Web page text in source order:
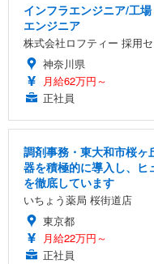
インフラエンジニア/工
エンジニア
株式会社ロフティー 採用
神奈川県
月給62万円～
正社員
調剤事務・東大和市桜
器を積極的に導入し、ヒ
を徹底しています
いちょう薬局 桜街道店
東京都
月給22万円～
正社員